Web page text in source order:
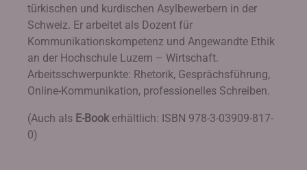
türkischen und kurdischen Asylbewerbern in der
Schweiz. Er arbeitet als Dozent für
Kommunikationskompetenz und Angewandte Ethik
an der Hochschule Luzern – Wirtschaft.
Arbeitsschwerpunkte: Rhetorik, Gesprächsführung,
Online-Kommunikation, professionelles Schreiben.
(Auch als E-Bookerhältlich: ISBN 978-3-03909-817-
0)